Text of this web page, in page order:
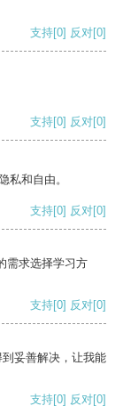
支持[0] 反对[0]
支持[0] 反对[0]
私和自由。
支持[0] 反对[0]
需求选择学习方
支持[0] 反对[0]
妥善解决，让我能
支持[0] 反对[0]